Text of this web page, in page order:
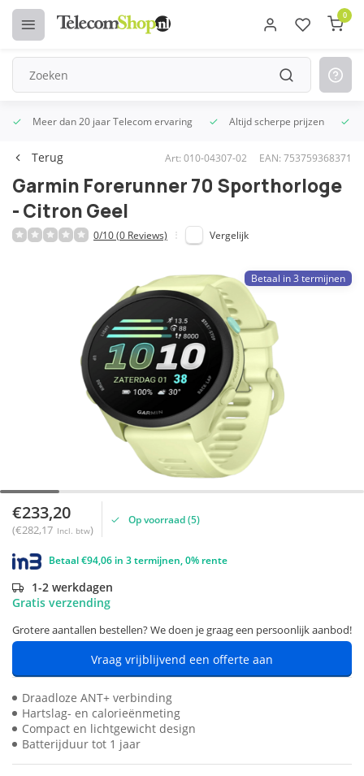
0
Meer dan 20 jaar Telecom ervaring Altijd scherpe prijzen
Terug Art: 010-04307-02 EAN: 753759368371
Garmin Forerunner 70 Sporthorloge
- Citron Geel
0/10 (0 Reviews) Vergelijk
Betaal in 3 termijnen
€233,20
(€282,17 Incl. btw)
Op voorraad (5)
Betaal €94,06 in 3 termijnen, 0% rente
1-2 werkdagen
Gratis verzending
Grotere aantallen bestellen? We doen je graag een persoonlijk aanbod!
Vraag vrijblijvend een offerte aan
Draadloze ANT+ verbinding
Hartslag- en calorieënmeting
Compact en lichtgewicht design
Batterijduur tot 1 jaar